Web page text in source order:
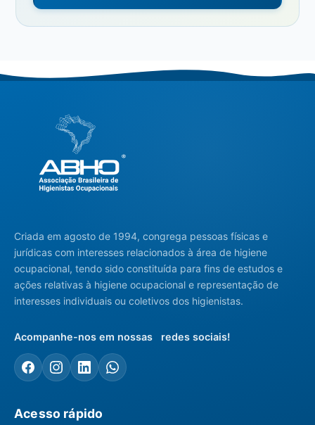
Criada em agosto de 1994, congrega pessoas físicas e
jurídicas com interesses relacionados à área de higiene
ocupacional, tendo sido constituída para fins de estudos e
ações relativas à higiene ocupacional e representação de
interesses individuais ou coletivos dos higienistas.
Acompanhe-nos em nossas redes sociais!
Acesso rápido